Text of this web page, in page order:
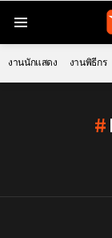
งานนักแสดง งานพิธีกร